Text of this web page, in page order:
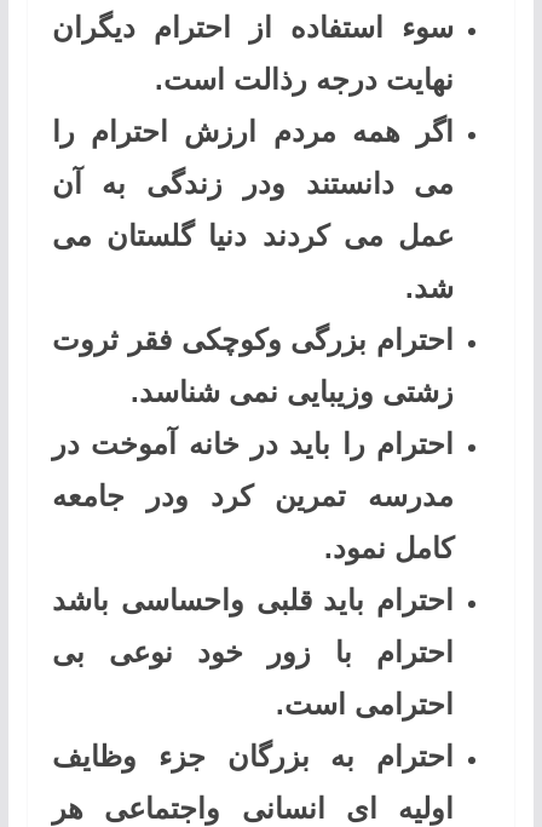
سوء استفاده از احترام دیگران
نهایت درجه رذالت است.
اگر همه مردم ارزش احترام را
می دانستند ودر زندگی به آن
عمل می کردند دنیا گلستان می
شد.
احترام بزرگی وکوچکی فقر ثروت
زشتی وزیبایی نمی شناسد.
احترام را باید در خانه آموخت در
مدرسه تمرین کرد ودر جامعه
کامل نمود.
احترام باید قلبی واحساسی باشد
احترام با زور خود نوعی بی
احترامی است.
احترام به بزرگان جزء وظایف
اولیه ای انسانی واجتماعی هر